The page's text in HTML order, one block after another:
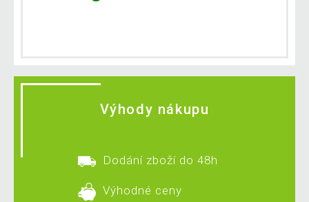
Výhody nákupu
Dodání zboží do 48h
Výhodné ceny